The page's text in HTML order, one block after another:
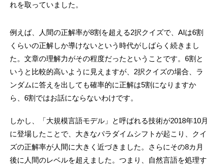
れを取っていました。
例えば、人間の正解率が8割を超える2択クイズで、AIは6割
くらいの正解しか導けないという時代がしばらく続きまし
た。文章の理解力がその程度だったということです。6割と
いうと比較的高いように見えますが、2択クイズの場合、ラ
ンダムに答えを出しても確率的に正解は5割になりますか
ら、6割ではお話にならないわけです。
しかし、「大規模言語モデル」と呼ばれる技術が2018年10月
に登場したことで、大きなパラダイムシフトが起こり、クイ
ズの正解率が人間に大きく近づきました。さらにその8カ月
後に人間のレベルを超えました。つまり、自然言語を処理す